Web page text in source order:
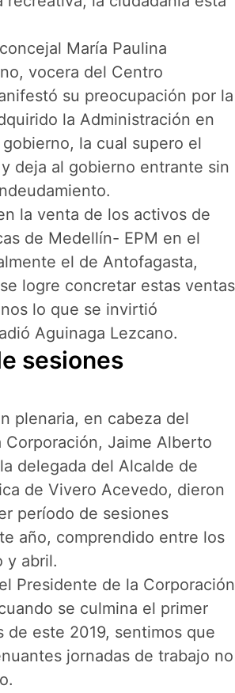
María Paulina
vocera del Centro
su preocupación por la
la Administración en
la cual supero el
deja al gobierno entrante sin
la venta de los activos de
de Medellín- EPM en el
el de Antofagasta,
logre concretar estas ventas
lo que se invirtió
Aguinaga Lezcano.
sesiones
plenaria, en cabeza del
Corporación, Jaime Alberto
delegada del Alcalde de
de Vivero Acevedo, dieron
período de sesiones
año, comprendido entre los
y abril.
Presidente de la Corporación
se culmina el primer
de este 2019, sentimos que
jornadas de trabajo no